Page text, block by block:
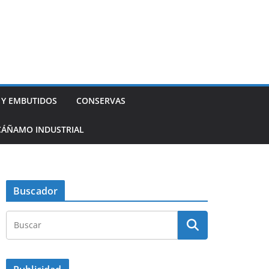
EMBUTIDOS CONSERVAS
INDUSTRIAL
Buscador